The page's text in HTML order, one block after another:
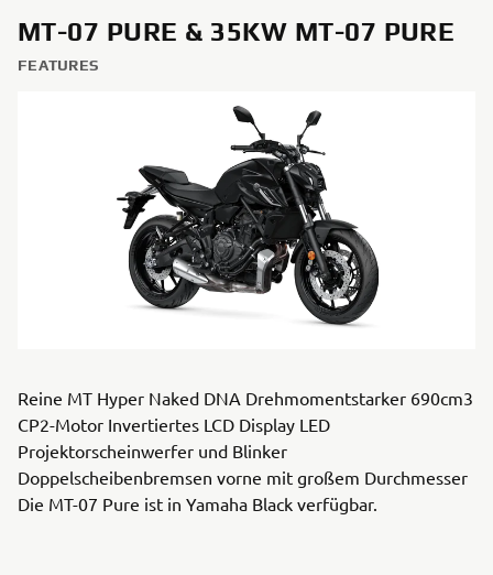
MT-07 PURE & 35KW MT-07 PURE
FEATURES
Reine MT Hyper Naked DNA Drehmomentstarker 690cm3
CP2-Motor Invertiertes LCD Display LED
Projektorscheinwerfer und Blinker
Doppelscheibenbremsen vorne mit großem Durchmesser
Die MT-07 Pure ist in Yamaha Black verfügbar.